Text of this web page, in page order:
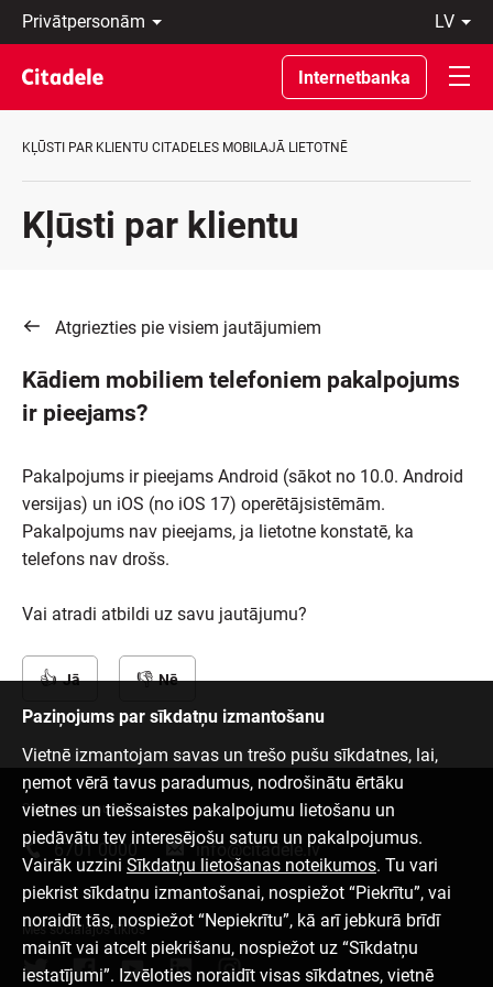
Privātpersonām
Uzņēmumiem
Private
Banking
Par
C
lv
Latviski
По-
русски
In
Internetbanka
KĻŪSTI PAR KLIENTU CITADELES MOBILAJĀ LIETOTNĒ
Kļūsti par klientu
Atgriezties pie visiem jautājumiem
Kādiem mobiliem telefoniem pakalpojums
ir pieejams?
Pakalpojums ir pieejams Android (sākot no 10.0. Android
versijas) un iOS (no iOS 17) operētājsistēmām.
Pakalpojums nav pieejams, ja lietotne konstatē, ka
telefons nav drošs.
Vai atradi atbildi uz savu jautājumu?
Jā Nē
Paziņojums par sīkdatņu izmantošanu
Vietnē izmantojam savas un trešo pušu sīkdatnes, lai,
ņemot vērā tavus paradumus, nodrošinātu ērtāku
vietnes un tiešsaistes pakalpojumu lietošanu un
piedāvātu tev interesējošu saturu un pakalpojumus.
Vairāk uzzini Sīkdatņu lietošanas noteikumos. Tu vari
piekrist sīkdatņu izmantošanai, nospiežot “Piekrītu”, vai
noraidīt tās, nospiežot “Nepiekrītu”, kā arī jebkurā brīdī
mainīt vai atcelt piekrišanu, nospiežot uz “Sīkdatņu
iestatījumi”. Izvēloties noraidīt visas sīkdatnes, vietnē
Sazinies ar mums
6701 0000 info@citadele.lv
Mēs sociālajos tīklos